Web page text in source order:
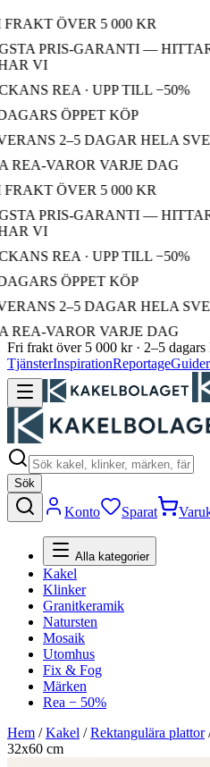
ÖVER 5 000 KR
PRIS-GARANTI —
VI
REA · UPP TILL −50%
ÖPPET KÖP
2–5 DAGAR HELA
REA-VAROR VARJE DAG
ÖVER 5 000 KR
PRIS-GARANTI —
VI
REA · UPP TILL −50%
ÖPPET KÖP
2–5 DAGAR HELA
REA-VAROR VARJE DAG
Fri frakt över 5 000 kr · 2–5 dagars
TjänsterInspirationReportageGuider
Sök
Konto Sparat
Alla kategorier
Kakel
Klinker
Granitkeramik
Natursten
Mosaik
Utomhus
Fix & Fog
Märken
Rea − 50%
Hem /Kakel /Rektangulära plattor
32x60 cm